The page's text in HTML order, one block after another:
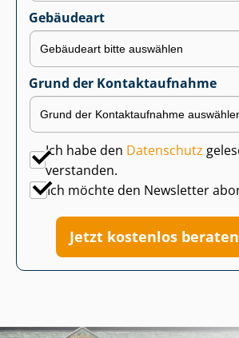
Gebäudeart
Grund der Kontaktaufnahme
Ich habe den Datenschutz
verstanden.
Ich möchte den Newsletter
Jetzt kostenlos